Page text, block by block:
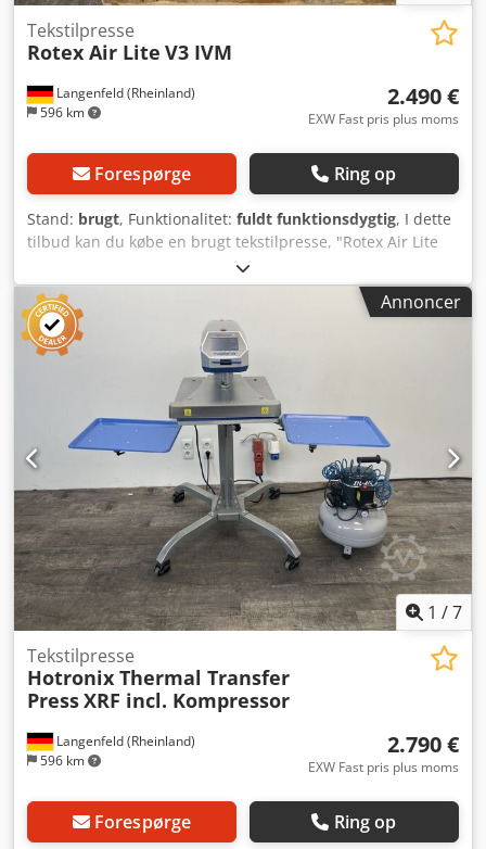
Langenfeld (Rheinland)
596 km
Tekstilpresse
Rotex Air Lite V3 IVM
2.490 €
EXW Fast pris plus moms
Forespørge Ring op
Stand: brugt, Funktionalitet: fuldt funktionsdygtig, I dette
tilbud kan du købe en brugt tekstilpresse, "Rotex Air Lite
V3 IVM". Salgsobjekt: Crodpfjzpw E Hox Anief 1 x Rotex Air
Lite V3 IVM Tilstand: Dette tilbud omfatter en brugt enhed,
som eventuelt kan have brugsspor (mindre ridser eller
misfarvninger). Enheden er blevet testet for at sikre, at den
fungerer korrekt. Emballage og forsendelse: Du er
velkommen til at se enheden i vores åbningstider. Aftal
venligst en tid! Sødygtig emballage og forsendelse til hele
verden er muligt efter anmodning! Før forsendelse eller
afhentning vil der blive optaget en funktionstest på video,
som sendes til dig. For yderligere information er du
naturligvis velkommen til at kontakte os personligt.
Annoncer
1 /7
Langenfeld (Rheinland)
596 km
Tekstilpresse
Hotronix Thermal Transfer
PressXRF incl. Kompressor
2.790 €
EXW Fast pris plus moms
Forespørge Ring op